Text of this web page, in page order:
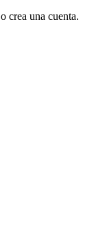
o crea una cuenta.